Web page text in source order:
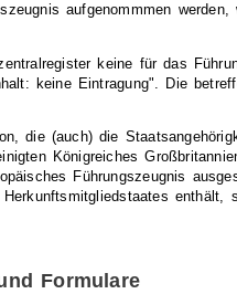
aufgenommmen
keine für das
keine Eintragung". Die
die (auch) die
Königreiches
Führungszeugnis
enthält,
Formulare